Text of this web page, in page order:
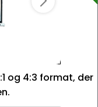
og 4:3 format, der